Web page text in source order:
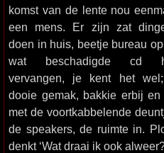
komst van de lente nou
een mens. Er zijn zat
doen in huis, beetje bureau
wat beschadigde cd
vervangen, je kent het
dooie gemak, bakkie erbij
met de voortkabbelende
de speakers, de ruimte in.
denkt ‘Wat draai ik ook